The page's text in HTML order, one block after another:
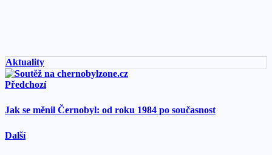
Aktuality
Předchozí
Jak se měnil Černobyl: od roku 1984 po současnost
Další